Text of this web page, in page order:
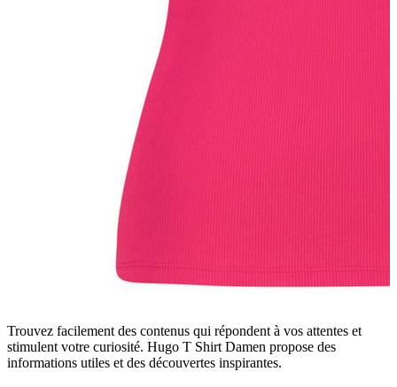
Trouvez facilement des contenus qui répondent à vos attentes et
stimulent votre curiosité. Hugo T Shirt Damen propose des
informations utiles et des découvertes inspirantes.